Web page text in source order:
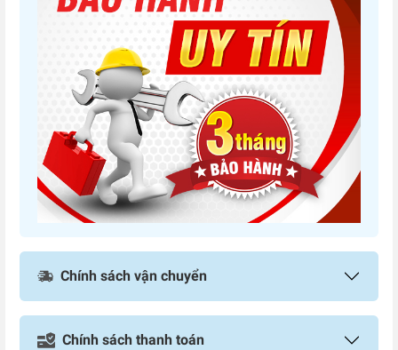
Chính sách vận chuyển
Chính sách thanh toán